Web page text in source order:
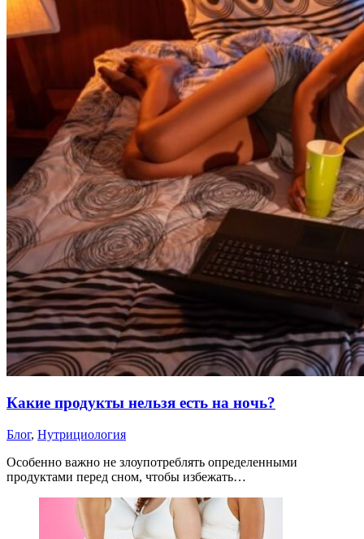
Какие продукты нельзя есть на ночь?
Блог, Нутрициология
Особенно важно не злоупотреблять определенными
продуктами перед сном, чтобы избежать…